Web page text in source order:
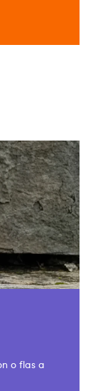
o flas a